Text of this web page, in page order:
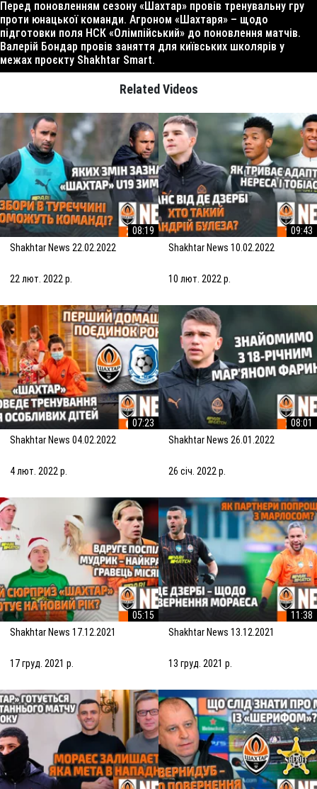
Перед поновленням сезону «Шахтар» провів тренувальну гру
проти юнацької команди. Агроном «Шахтаря» – щодо
підготовки поля НСК «Олімпійський» до поновлення матчів.
Валерій Бондар провів заняття для київських школярів у
межах проєкту Shakhtar Smart.
Related Videos
08:19
Shakhtar News 22.02.2022
22 лют. 2022 р.
09:43
Shakhtar News 10.02.2022
10 лют. 2022 р.
07:23
Shakhtar News 04.02.2022
4 лют. 2022 р.
08:01
Shakhtar News 26.01.2022
26 січ. 2022 р.
05:15
Shakhtar News 17.12.2021
17 груд. 2021 р.
11:38
Shakhtar News 13.12.2021
13 груд. 2021 р.